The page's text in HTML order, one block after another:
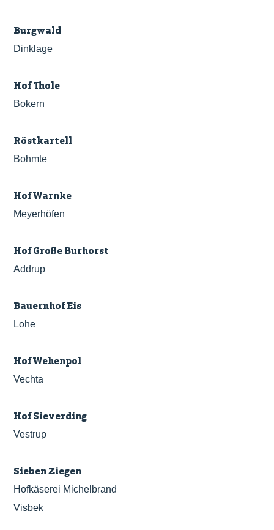
Burgwald
Dinklage
Hof Thole
Bokern
Röstkartell
Bohmte
Hof Warnke
Meyerhöfen
Hof Große Burhorst
Addrup
Bauernhof Eis
Lohe
Hof Wehenpol
Vechta
Hof Sieverding
Vestrup
Sieben Ziegen
Hofkäserei Michelbrand
Visbek